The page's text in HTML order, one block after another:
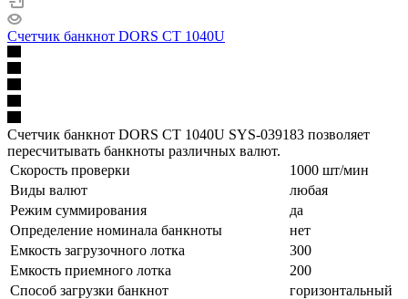
Счетчик банкнот DORS CT 1040U
Счетчик банкнот DORS CT 1040U SYS-039183 позволяет
пересчитывать банкноты различных валют.
Скорость проверки
1000 шт/мин
Виды валют
любая
Режим суммирования
да
Определение номинала банкноты
нет
Емкость загрузочного лотка
300
Емкость приемного лотка
200
Способ загрузки банкнот
горизонтальный